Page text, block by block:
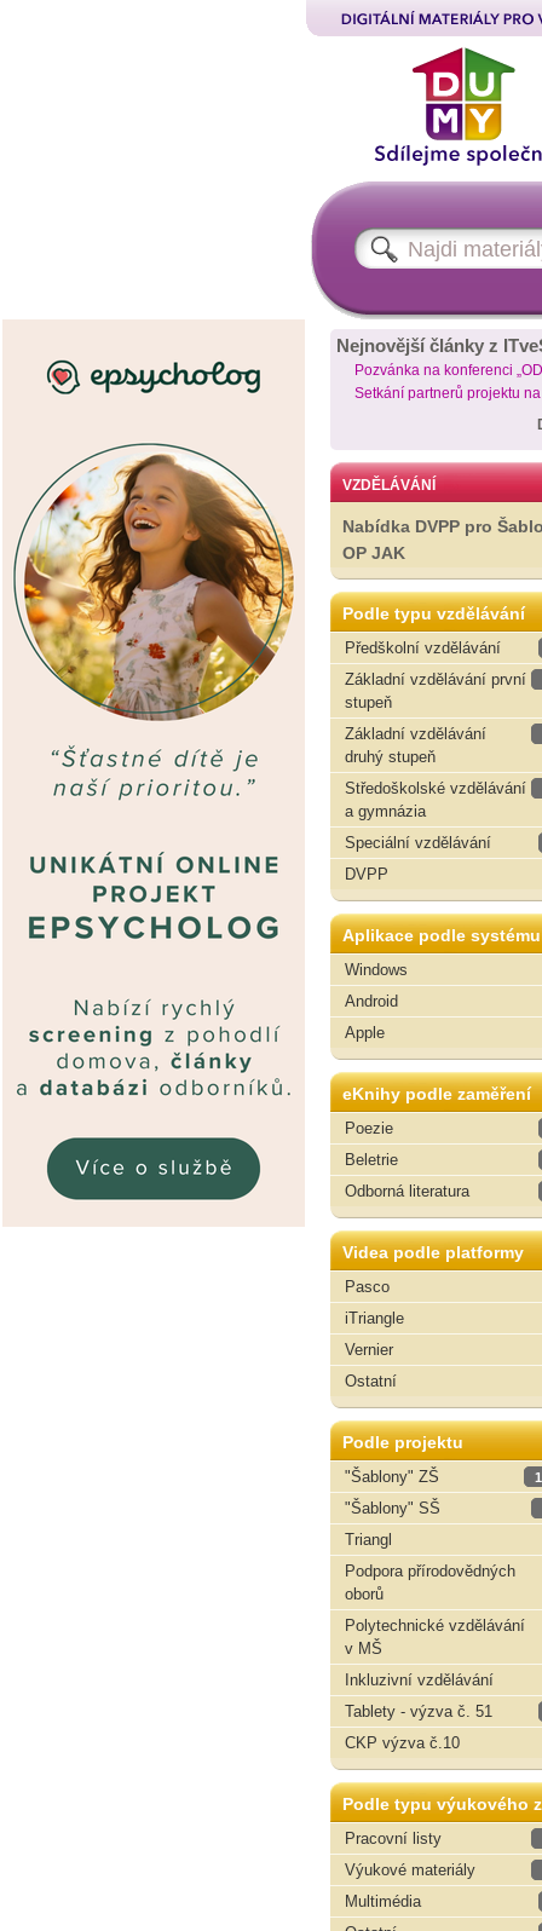
Nejnovější články z
Pozvánka na konferenci
Setkání partnerů projektu
VZDĚLÁVÁNÍ
Nabídka DVPP pro
OP JAK
Podle typu vzdělávání
Předškolní vzdělávání
Základní vzdělávání první
stupeň
Základní vzdělávání
druhý stupeň
Středoškolské vzdělávání
a gymnázia
Speciální vzdělávání
DVPP
Aplikace podle systému
Windows
Android
Apple
eKnihy podle zaměření
Poezie
Beletrie
Odborná literatura
Videa podle platformy
Pasco
iTriangle
Vernier
Ostatní
Podle projektu
"Šablony" ZŠ
"Šablony" SŠ
Triangl
Podpora přírodovědných
oborů
Polytechnické vzdělávání
v MŠ
Inkluzivní vzdělávání
Tablety - výzva č. 51
CKP výzva č.10
Podle typu výukového
Pracovní listy
Výukové materiály
Multimédia